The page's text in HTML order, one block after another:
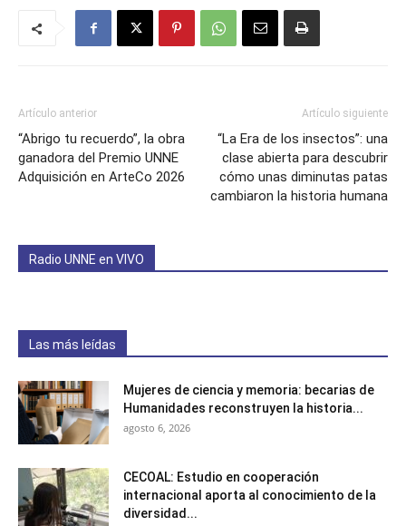
Artículo anterior
“Abrigo tu recuerdo”, la obra
ganadora del Premio UNNE
Adquisición en ArteCo 2026
Artículo siguiente
“La Era de los insectos”: una
clase abierta para descubrir
cómo unas diminutas patas
cambiaron la historia humana
Radio UNNE en VIVO
Las más leídas
Mujeres de ciencia y memoria: becarias de
Humanidades reconstruyen la historia...
agosto 6, 2026
CECOAL: Estudio en cooperación
internacional aporta al conocimiento de la
diversidad...